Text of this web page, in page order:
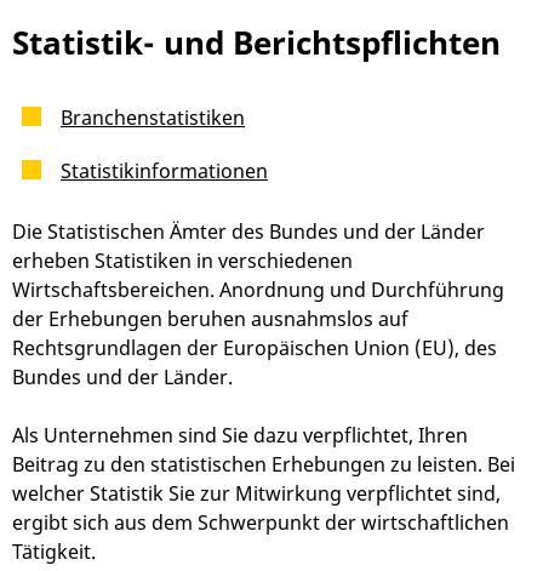
Statistik- und Berichtspflichten
Branchenstatistiken
Statistikinformationen
Die Statistischen Ämter des Bundes und der Länder
erheben Statistiken in verschiedenen
Wirtschaftsbereichen. Anordnung und Durchführung
der Erhebungen beruhen ausnahmslos auf
Rechtsgrundlagen der Europäischen Union (EU), des
Bundes und der Länder.
Als Unternehmen sind Sie dazu verpflichtet, Ihren
Beitrag zu den statistischen Erhebungen zu leisten. Bei
welcher Statistik Sie zur Mitwirkung verpflichtet sind,
ergibt sich aus dem Schwerpunkt der wirtschaftlichen
Tätigkeit.